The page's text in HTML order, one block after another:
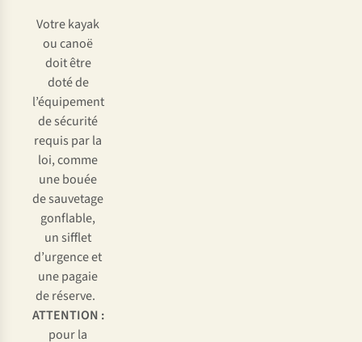
Votre kayak
ou canoë
doit être
doté de
l’équipement
de sécurité
requis par la
loi, comme
une bouée
de sauvetage
gonflable,
un sifflet
d’urgence et
une pagaie
de réserve.
ATTENTION :
pour la